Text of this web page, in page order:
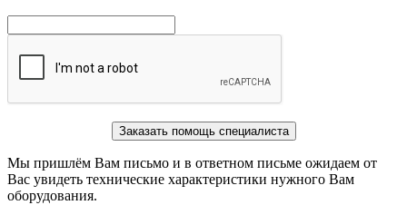
Заказать помощь специалиста
Мы пришлём Вам письмо и в ответном письме ожидаем от
Вас увидеть технические характеристики нужного Вам
оборудования.